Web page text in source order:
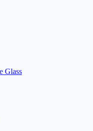
Glass